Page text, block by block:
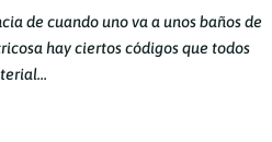
de cuando uno va a unos baños de
hay ciertos códigos que todos